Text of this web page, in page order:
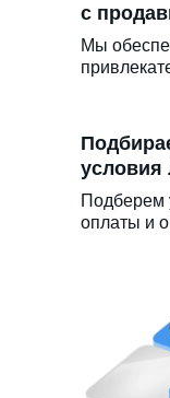
условия
Подберем
оплаты и
с
Мы